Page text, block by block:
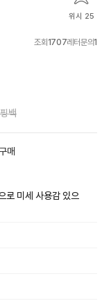
위시 25
조회 1707레터문의1
백
구매
로 미세 사용감 있으